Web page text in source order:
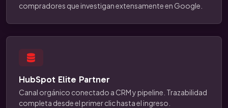
compradores que investigan extensamente en Google.
HubSpot Elite Partner
Canal orgánico conectado a CRM y pipeline. Trazabilidad
completa desde el primer clic hasta el ingreso.